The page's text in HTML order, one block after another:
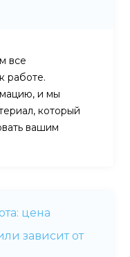
все
работе.
и мы
который
вашим
цена
зависит от